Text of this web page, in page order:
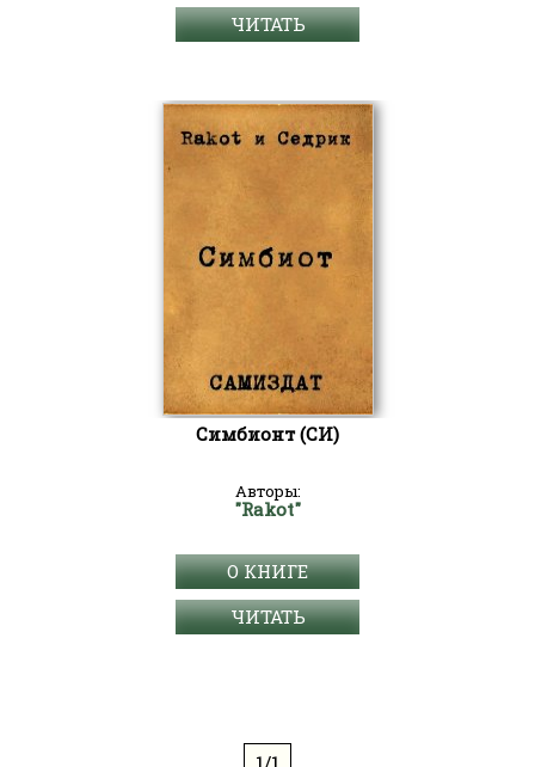
ЧИТАТЬ
Симбионт (СИ)
Авторы:
"Rakot"
О КНИГЕ
ЧИТАТЬ